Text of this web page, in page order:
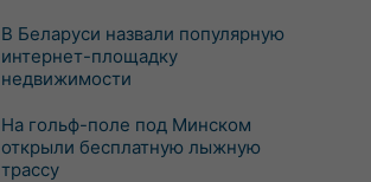
В Беларуси назвали популярную
интернет-площадку
недвижимости
На гольф-поле под Минском
открыли бесплатную лыжную
трассу